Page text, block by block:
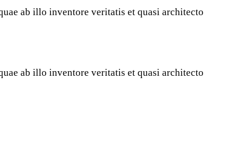
ab illo inventore veritatis et quasi architecto
ab illo inventore veritatis et quasi architecto